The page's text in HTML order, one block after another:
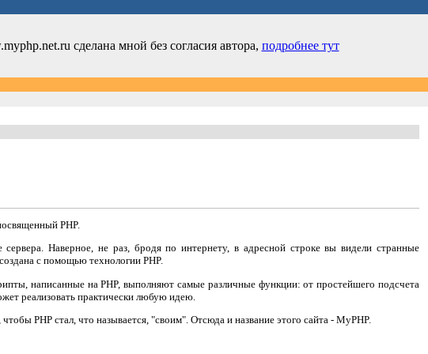
сделана мной без согласия автора, подробнее тут
PHP.
Наверное, не раз, бродя по интернету, в адресной строке вы видели странные
с помощью технологии PHP.
написанные на PHP, выполняют самые различные функции: от простейшего подсчета
реализовать практически любую идею.
PHP стал, что называется, "своим". Отсюда и название этого сайта - MyPHP.